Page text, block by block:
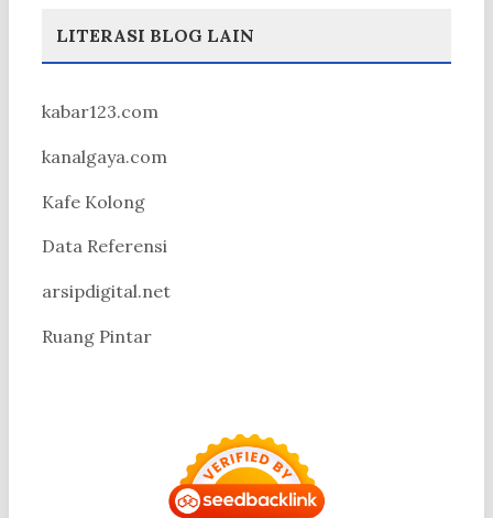
LITERASI BLOG LAIN
kabar123.com
kanalgaya.com
Kafe Kolong
Data Referensi
arsipdigital.net
Ruang Pintar